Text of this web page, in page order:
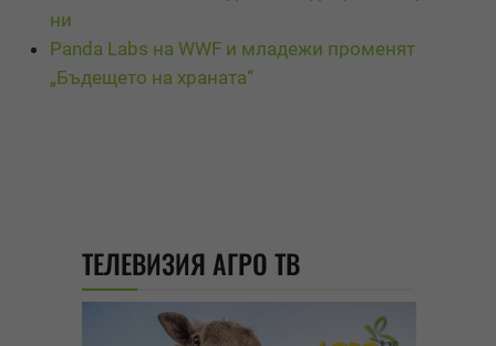
ни
Panda Labs на WWF и младежи променят
„Бъдещето на храната“
ТЕЛЕВИЗИЯ АГРО ТВ